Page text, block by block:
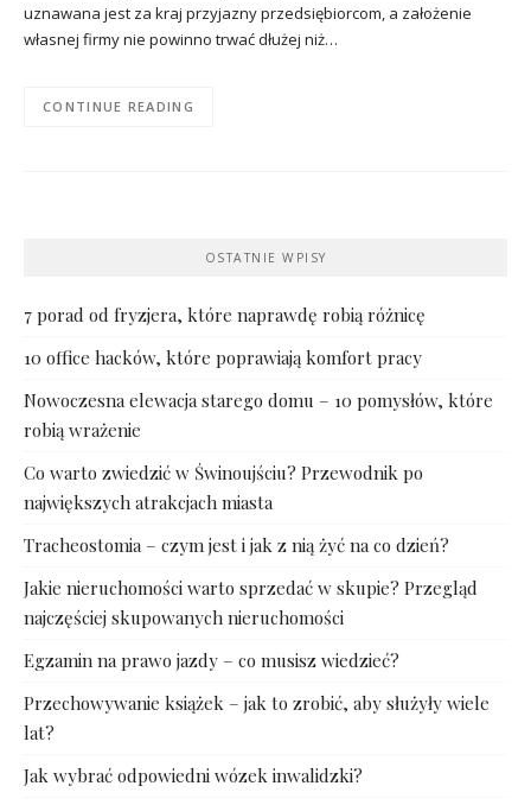
uznawana jest za kraj przyjazny przedsiębiorcom, a założenie
własnej firmy nie powinno trwać dłużej niż…
CONTINUE READING
OSTATNIE WPISY
7 porad od fryzjera, które naprawdę robią różnicę
10 office hacków, które poprawiają komfort pracy
Nowoczesna elewacja starego domu – 10 pomysłów, które
robią wrażenie
Co warto zwiedzić w Świnoujściu? Przewodnik po
największych atrakcjach miasta
Tracheostomia – czym jest i jak z nią żyć na co dzień?
Jakie nieruchomości warto sprzedać w skupie? Przegląd
najczęściej skupowanych nieruchomości
Egzamin na prawo jazdy – co musisz wiedzieć?
Przechowywanie książek – jak to zrobić, aby służyły wiele
lat?
Jak wybrać odpowiedni wózek inwalidzki?